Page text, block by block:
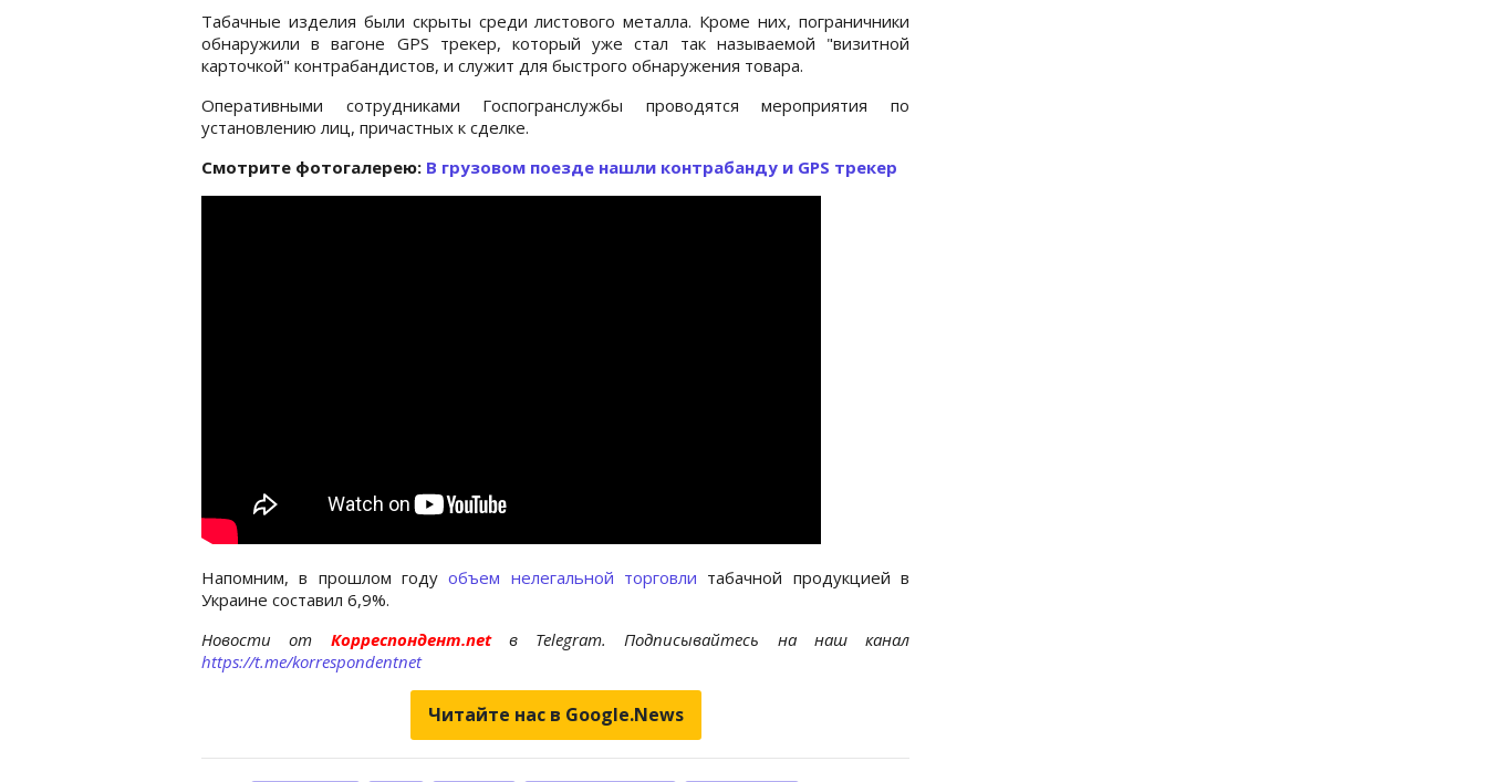
Табачные изделия были скрыты среди листового металла. Кроме них, пограничники
обнаружили в вагоне GPS трекер, который уже стал так называемой "визитной
карточкой" контрабандистов, и служит для быстрого обнаружения товара.
Оперативными сотрудниками Госпогранслужбы проводятся мероприятия по
установлению лиц, причастных к сделке.
Cмотрите фотогалерею: В грузовом поезде нашли контрабанду и GPS трекер
Напомним, в прошлом годуобъем нелегальной торговли табачной продукцией в
Украине составил 6,9%.
Новости от Корреспондент.net в Telegram. Подписывайтесь на наш канал
https://t.me/korrespondentnet
Читайте нас в Google.News